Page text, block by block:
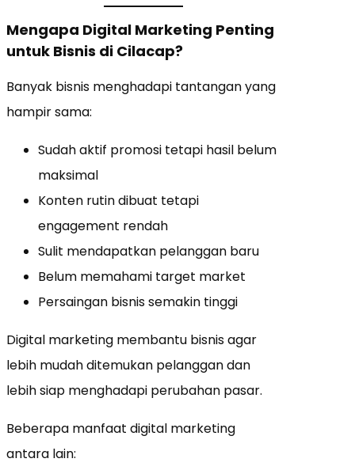
Mengapa Digital Marketing Penting
untuk Bisnis di Cilacap?
Banyak bisnis menghadapi tantangan yang
hampir sama:
Sudah aktif promosi tetapi hasil belum
maksimal
Konten rutin dibuat tetapi
engagement rendah
Sulit mendapatkan pelanggan baru
Belum memahami target market
Persaingan bisnis semakin tinggi
Digital marketing membantu bisnis agar
lebih mudah ditemukan pelanggan dan
lebih siap menghadapi perubahan pasar.
Beberapa manfaat digital marketing
antara lain: